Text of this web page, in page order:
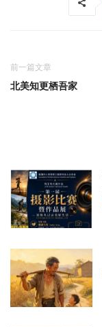
前一篇文章
北美知更栖吾家